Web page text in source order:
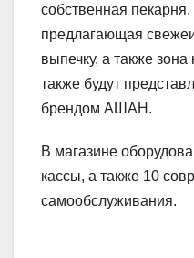
собственная
предлагающая
выпечку, а также
также будут
брендом АШАН.
В магазине
кассы, а также 10
самообслуживания.